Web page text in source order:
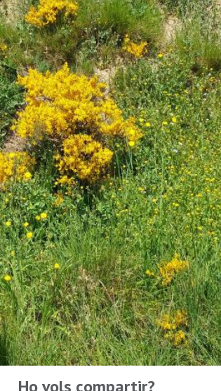
Ho vols compartir?